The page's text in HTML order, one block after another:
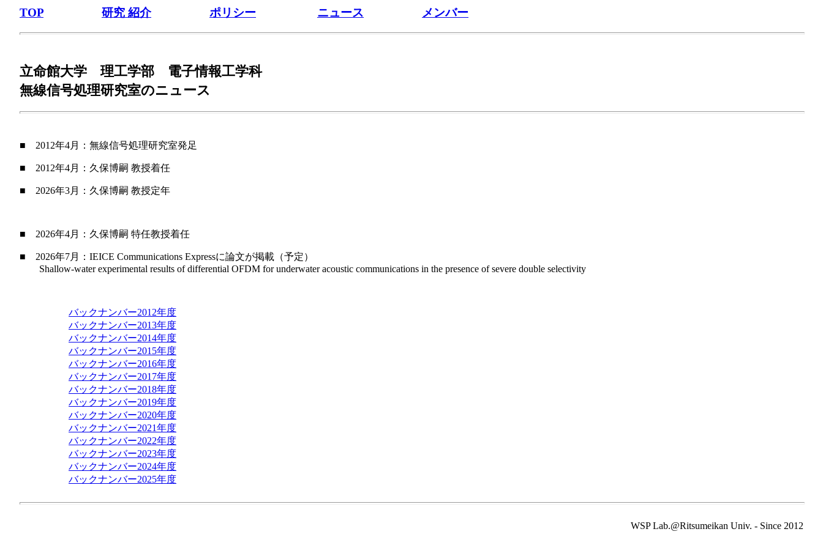
TOP 研究 紹介 ポリシー ニュース メンバー
立命館大学 理工学部 電子情報工学科
無線信号処理研究室のニュース
■ 2012年4月：無線信号処理研究室発足
■ 2012年4月：久保博嗣 教授着任
■ 2026年3月：久保博嗣 教授定年
■ 2026年4月：久保博嗣 特任教授着任
■ 2026年7月：IEICE Communications Expressに論文が掲載（予定）
Shallow-water experimental results of differential OFDM for underwater acoustic communications in the presence of severe double selectivity
バックナンバー2012年度
バックナンバー2013年度
バックナンバー2014年度
バックナンバー2015年度
バックナンバー2016年度
バックナンバー2017年度
バックナンバー2018年度
バックナンバー2019年度
バックナンバー2020年度
バックナンバー2021年度
バックナンバー2022年度
バックナンバー2023年度
バックナンバー2024年度
バックナンバー2025年度
WSP Lab.@Ritsumeikan Univ. - Since 2012